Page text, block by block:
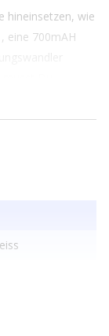
hineinsetzen, wie
eine 700mAH
gemessenen